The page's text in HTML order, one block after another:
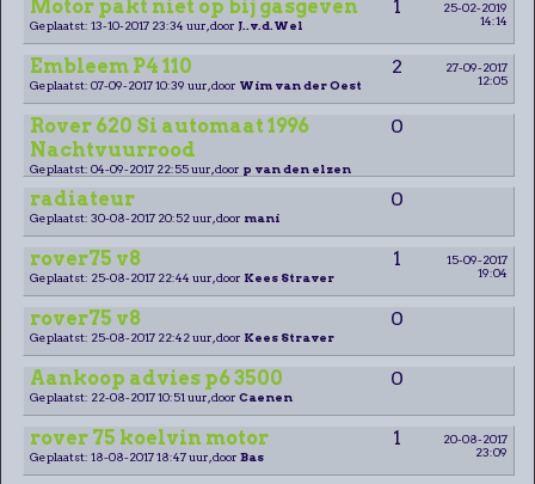
Motor pakt niet op bij gasgeven 1
25-02-2019
14:14
Geplaatst: 13-10-2017 23:34 uur, door J..v.d.Wel
Embleem P4 110 2
27-09-2017
12:05
Geplaatst: 07-09-2017 10:39 uur, door Wim van der Oest
Rover 620 Si automaat 1996
Nachtvuurrood
0
Geplaatst: 04-09-2017 22:55 uur, door p van den elzen
radiateur 0
Geplaatst: 30-08-2017 20:52 uur, door mani
rover75 v8 1
15-09-2017
19:04
Geplaatst: 25-08-2017 22:44 uur, door Kees Straver
rover75 v8 0
Geplaatst: 25-08-2017 22:42 uur, door Kees Straver
Aankoop advies p6 3500 0
Geplaatst: 22-08-2017 10:51 uur, door Caenen
rover 75 koelvin motor 1
20-08-2017
23:09
Geplaatst: 18-08-2017 18:47 uur, door Bas